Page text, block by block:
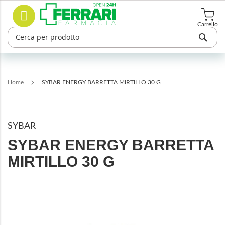
Salta
contenuto
Carrello
Cerca
Home SYBAR ENERGY BARRETTA MIRTILLO 30 G
SYBAR
SYBAR ENERGY BARRETTA
MIRTILLO 30 G